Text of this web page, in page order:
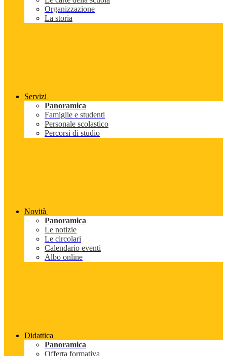
Organizzazione
La storia
Servizi
Panoramica
Famiglie e studenti
Personale scolastico
Percorsi di studio
Novità
Panoramica
Le notizie
Le circolari
Calendario eventi
Albo online
Didattica
Panoramica
Offerta formativa